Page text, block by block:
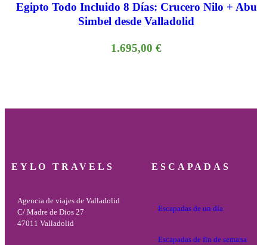
Egipto Todo Incluido 8 Días: Crucero Nilo + Abu
Simbel desde Valladolid
1.695,00€
EYLO TRAVELS
Agencia de viajes de Valladolid
C/ Madre de Dios 27
47011 Valladolid
ESCAPADAS
Escapadas de un día
Escapadas de fin de semana